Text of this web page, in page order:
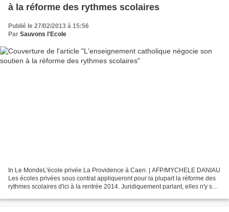
à la réforme des rythmes scolaires
Publié le 27/02/2013 à 15:56
Par Sauvons l'Ecole
In Le MondeL'école privée La Providence à Caen. | AFP/MYCHELE DANIAU
Les écoles privées sous contrat appliqueront pour la plupart la réforme des
rythmes scolaires d'ici à la rentrée 2014. Juridiquement parlant, elles n'y sont